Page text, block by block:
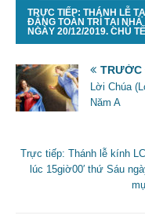
e
b
o
o
er l
TRỰC TIẾP: THÁNH LỄ
ĐẶNG TOÀN TRÍ TẠI
NGÀY 20/12/2019. CHỦ
TRƯỚC
Lời Chúa
Năm A
Trực tiếp: Thánh lễ kính
lúc 15giờ00′ thứ Sáu